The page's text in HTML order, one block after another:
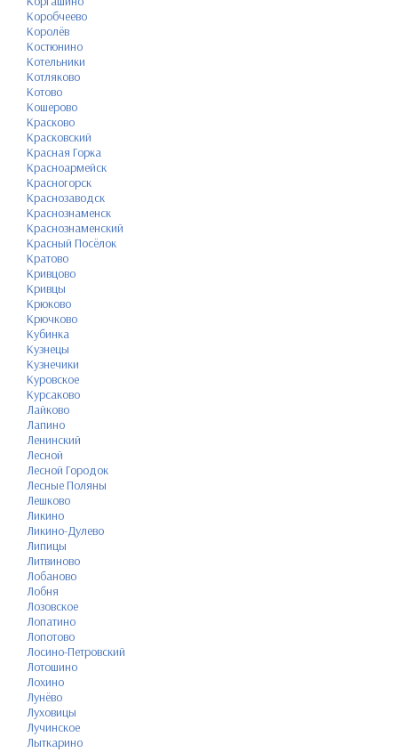
Коробчеево
Королёв
Костюнино
Котельники
Котляково
Котово
Кошерово
Красково
Красковский
Красная Горка
Красноармейск
Красногорск
Краснозаводск
Краснознаменск
Краснознаменский
Красный Посёлок
Кратово
Кривцово
Кривцы
Крюково
Крючково
Кубинка
Кузнецы
Кузнечики
Куровское
Курсаково
Лайково
Лапино
Ленинский
Лесной
Лесной Городок
Лесные Поляны
Лешково
Ликино
Ликино-Дулево
Липицы
Литвиново
Лобаново
Лобня
Лозовское
Лопатино
Лопотово
Лосино-Петровский
Лотошино
Лохино
Лунёво
Луховицы
Лучинское
Лыткарино